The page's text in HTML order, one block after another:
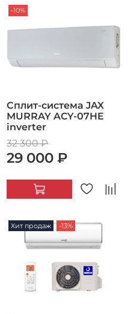
-10%
Сплит-система JAX
MURRAY ACY-07HE
inverter
32 300 ₽
29 000 ₽
Хит продаж -13%